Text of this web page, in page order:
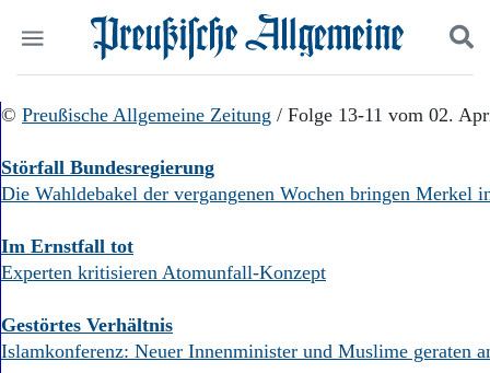
Politik
Wirtschaft
Panorama
Gesellschaft
Ostpreußen
Berlin-Brandenburg
Schlesien
Suchen und finden
© Preußische Allgemeine Zeitung / Folge 13-11 vom 02.
Störfall Bundesregierung
Die Wahldebakel der vergangenen Wochen bringen Merkel
Im Ernstfall tot
Experten kritisieren Atomunfall-Konzept
Gestörtes Verhältnis
Islamkonferenz: Neuer Innenminister und Muslime geraten